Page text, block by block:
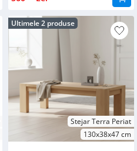
Ultimele 2 produse
Stejar Terra Periat
130x38x47 cm